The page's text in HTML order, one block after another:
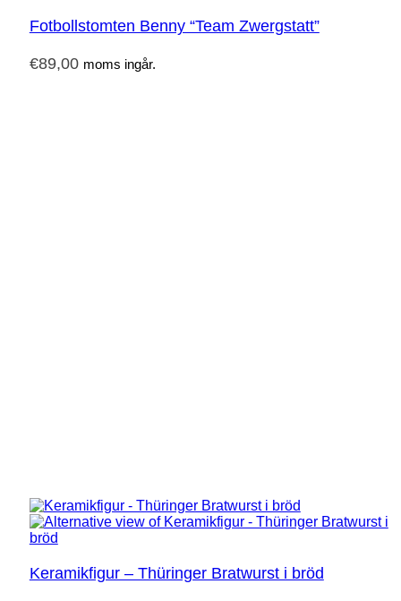
Fotbollstomten Benny “Team Zwergstatt”
€89,00 moms ingår.
Keramikfigur – Thüringer Bratwurst i bröd